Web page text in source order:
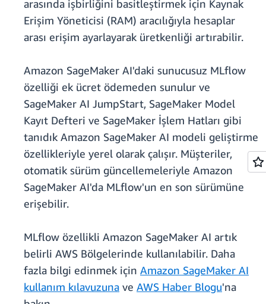
arasında işbirliğini basitleştirmek için Kaynak
Erişim Yöneticisi (RAM) aracılığıyla hesaplar
arası erişim ayarlayarak üretkenliği artırabilir.
Amazon SageMaker AI'daki sunucusuz MLflow
özelliği ek ücret ödemeden sunulur ve
SageMaker AI JumpStart, SageMaker Model
Kayıt Defteri ve SageMaker İşlem Hatları gibi
tanıdık Amazon SageMaker AI modeli geliştirme
özellikleriyle yerel olarak çalışır. Müşteriler,
otomatik sürüm güncellemeleriyle Amazon
SageMaker AI'da MLflow'un en son sürümüne
erişebilir.
MLflow özellikli Amazon SageMaker AI artık
belirli AWS Bölgelerinde kullanılabilir. Daha
fazla bilgi edinmek için Amazon SageMaker AI
kullanım kılavuzuna ve AWS Haber Blogu'na